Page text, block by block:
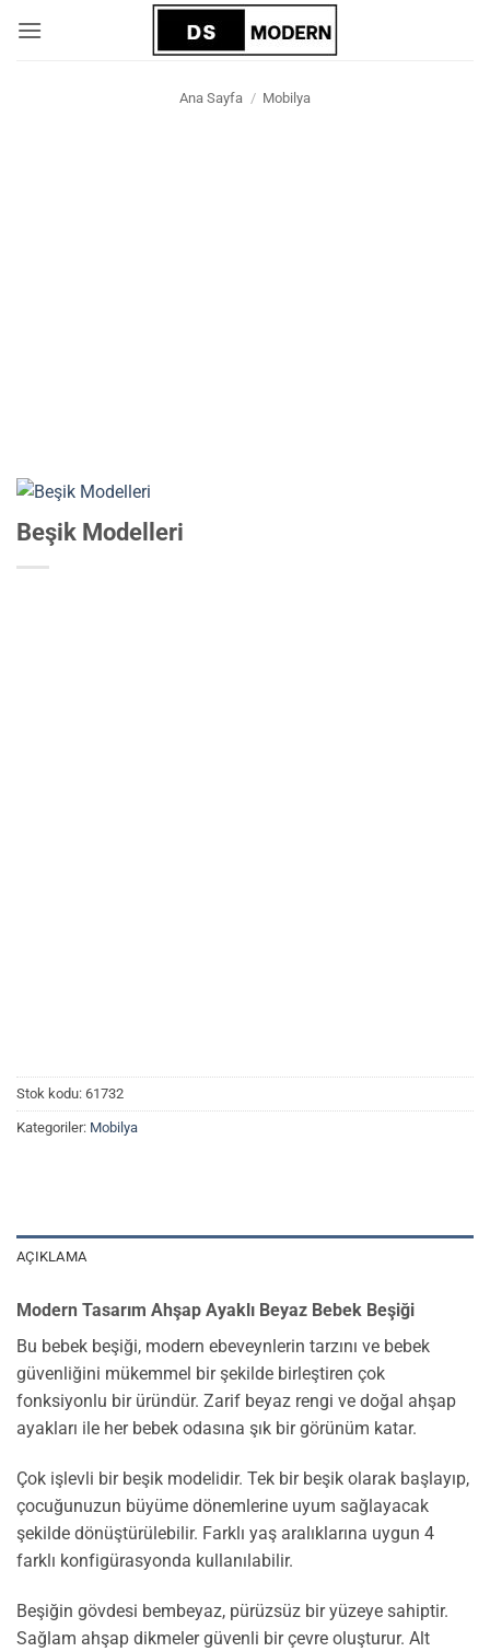
atla
Ana Sayfa / Mobilya
Beşik Modelleri
Stok kodu: 61732
Kategoriler: Mobilya
AÇIKLAMA
Modern Tasarım Ahşap Ayaklı Beyaz Bebek Beşiği
Bu bebek beşiği, modern ebeveynlerin tarzını ve bebek
güvenliğini mükemmel bir şekilde birleştiren çok
fonksiyonlu bir üründür. Zarif beyaz rengi ve doğal ahşap
ayakları ile her bebek odasına şık bir görünüm katar.
Çok işlevli bir beşik modelidir. Tek bir beşik olarak başlayıp,
çocuğunuzun büyüme dönemlerine uyum sağlayacak
şekilde dönüştürülebilir. Farklı yaş aralıklarına uygun 4
farklı konfigürasyonda kullanılabilir.
Beşiğin gövdesi bembeyaz, pürüzsüz bir yüzeye sahiptir.
Sağlam ahşap dikmeler güvenli bir çevre oluşturur. Alt